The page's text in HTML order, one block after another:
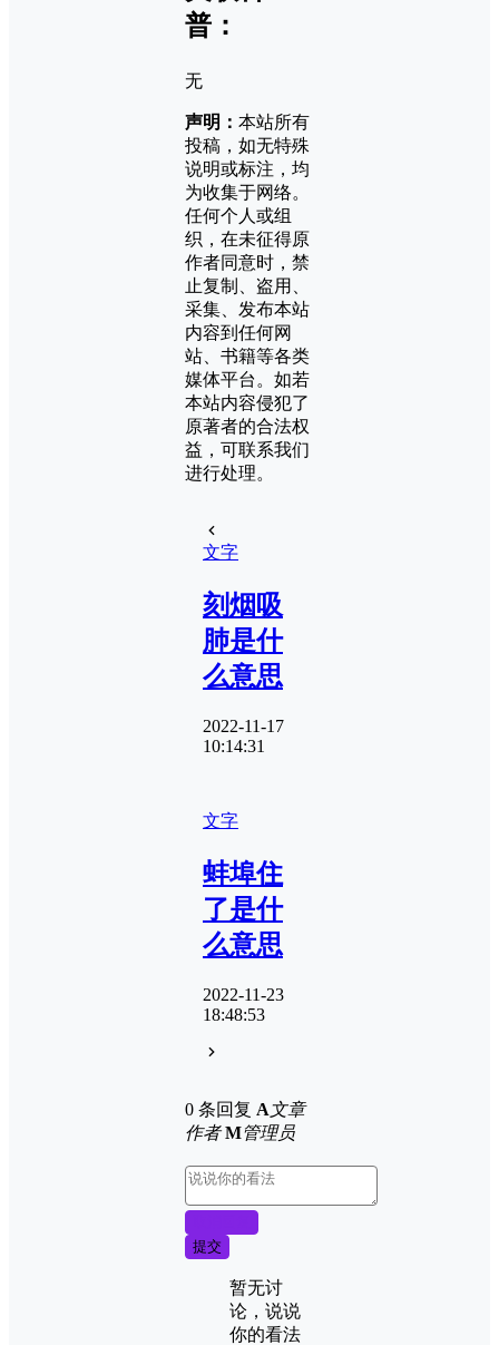
普：
无
声明： 本站所有
投稿，如无特殊
说明或标注，均
为收集于网络。
任何个人或组
织，在未征得原
作者同意时，禁
止复制、盗用、
采集、发布本站
内容到任何网
站、书籍等各类
媒体平台。如若
本站内容侵犯了
原著者的合法权
益，可联系我们
进行处理。
文字
刻烟吸
肺是什
么意思
2022-11-17
10:14:31
文字
蚌埠住
了是什
么意思
2022-11-23
18:48:53
0 条回复 A文章
作者 M管理员
提交
暂无讨
论，说说
你的看法